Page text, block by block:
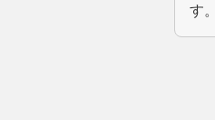
す。